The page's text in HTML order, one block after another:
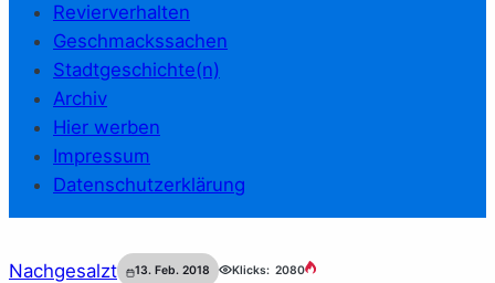
Revierverhalten
Geschmackssachen
Stadtgeschichte(n)
Archiv
Hier werben
Impressum
Datenschutzerklärung
Nachgesalzt 13. Feb. 2018 Klicks: 2080